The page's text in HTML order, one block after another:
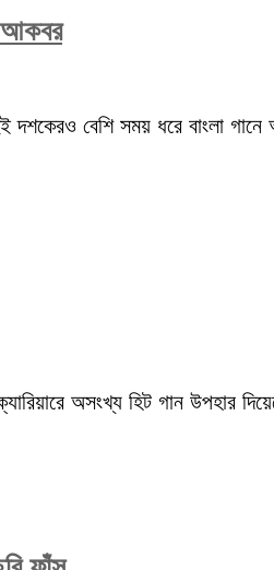
আকবর
বেশি সময় ধরে বাংলা গানে
অসংখ্য হিট গান উপহার